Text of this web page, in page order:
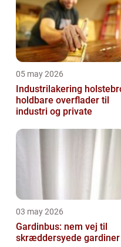
05 may 2026
Industrilakering
holdbare overflader til
industri og private
03 may 2026
Gardinbus: nem vej til
skræddersyede gardiner